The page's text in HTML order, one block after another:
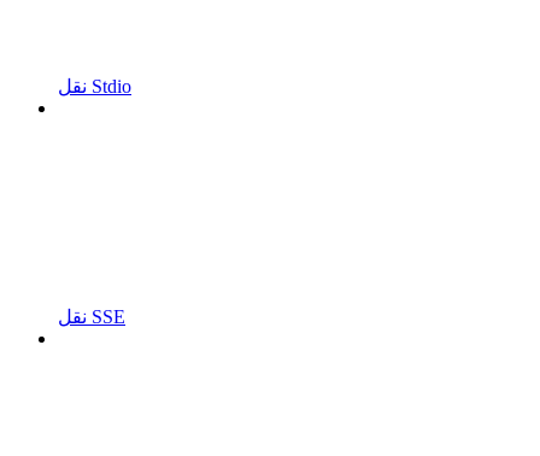
نقل Stdio
نقل SSE